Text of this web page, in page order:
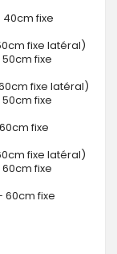
40cm fixe
fixe latéral)
fixe
fixe latéral)
fixe
fixe
fixe latéral)
fixe
60cm fixe